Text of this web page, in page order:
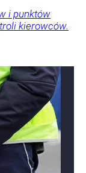
i punktów
kierowców.